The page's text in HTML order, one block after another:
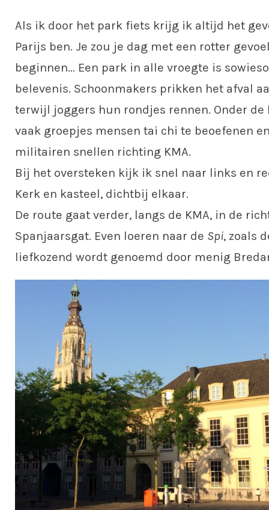
Als ik door het park fiets krijg ik altijd het
Parijs ben. Je zou je dag met een rotter
beginnen… Een park in alle vroegte is
belevenis. Schoonmakers prikken het afval
terwijl joggers hun rondjes rennen. Onder de
vaak groepjes mensen tai chi te beoefenen
militairen snellen richting KMA.
Bij het oversteken kijk ik snel naar links en
Kerk en kasteel, dichtbij elkaar.
De route gaat verder, langs de KMA, in de
Spanjaarsgat. Even loeren naar de Spi, zoals
liefkozend wordt genoemd door menig